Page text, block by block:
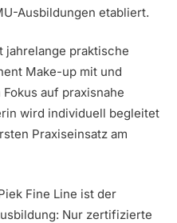
Ausbildungen etabliert.
jahrelange praktische
Make-up mit und
auf praxisnahe
wird individuell begleitet
Praxiseinsatz am
Fine Line ist der
Nur zertifizierte